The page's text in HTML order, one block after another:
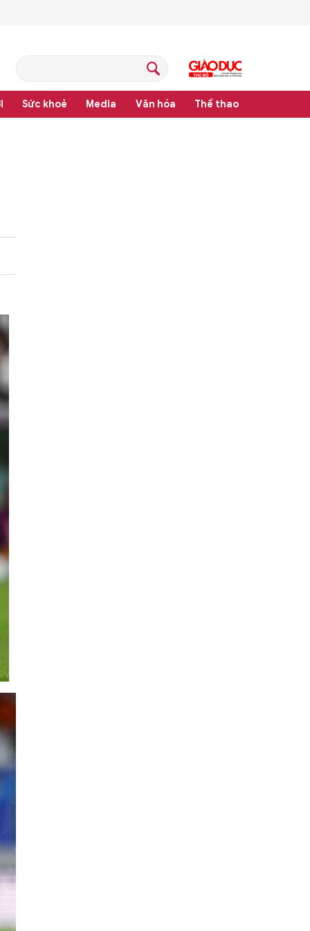
Sức khoẻ Media Văn hóa Thể thao